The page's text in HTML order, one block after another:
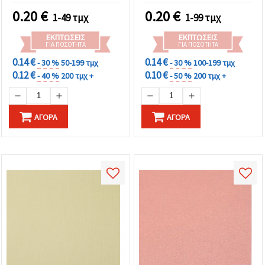
0.20€ 1-49 τμχ
ΕΚΠΤΏΣΕΙΣ
ΓΙΑ ΠΟΣΌΤΗΤΑ
0.14 €- 30 %50-199 τμχ
0.12 €- 40 % 200 τμχ +
ΑΓΟΡΆ
0.20€ 1-99 τμχ
ΕΚΠΤΏΣΕΙΣ
ΓΙΑ ΠΟΣΌΤΗΤΑ
0.14 €- 30 %100-199 τμχ
0.10 €- 50 % 200 τμχ +
ΑΓΟΡΆ